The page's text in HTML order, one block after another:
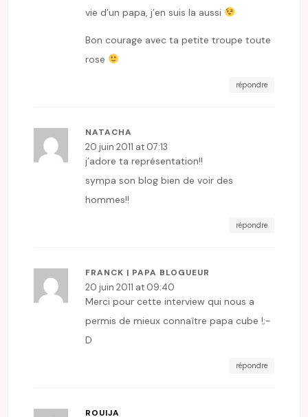
vie d’un papa, j’en suis la aussi
Bon courage avec ta petite troupe toute
rose
répondre
NATACHA
20 juin 2011 at 07:13
j’adore ta représentation!!
sympa son blog bien de voir des
hommes!!
répondre
FRANCK | PAPA BLOGUEUR
20 juin 2011 at 09:40
Merci pour cette interview qui nous a
permis de mieux connaître papa cube !;-
D
répondre
ROUIJA